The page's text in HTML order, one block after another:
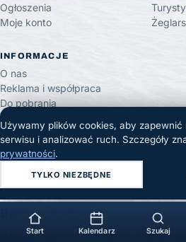
Ogłoszenia
Moje konto
INFORMACJE
O nas
Reklama i współpraca
Do pobrania
Kanał RSS
Kontakt
Polityka redakcyjna
Polityka prywatności
Regulamin
Bądź na bieżąco
Najważniejsze informacje ze świata
Używamy plików cookies, aby zapewnić
serwisu i analizować ruch. Szczegóły
prywatności.
TYLKO NIEZBĘDNE
Start Kalendarz Szukaj